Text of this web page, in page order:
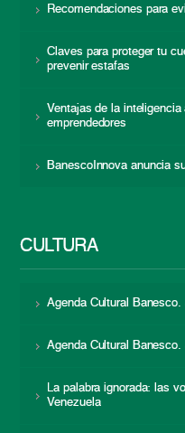
Recomendaciones para
Claves para proteger tu
prevenir estafas
Ventajas de la
emprendedores
BanescoInnova anuncia
CULTURA
Agenda Cultural
Agenda Cultural
La palabra ignorada: las
Venezuela